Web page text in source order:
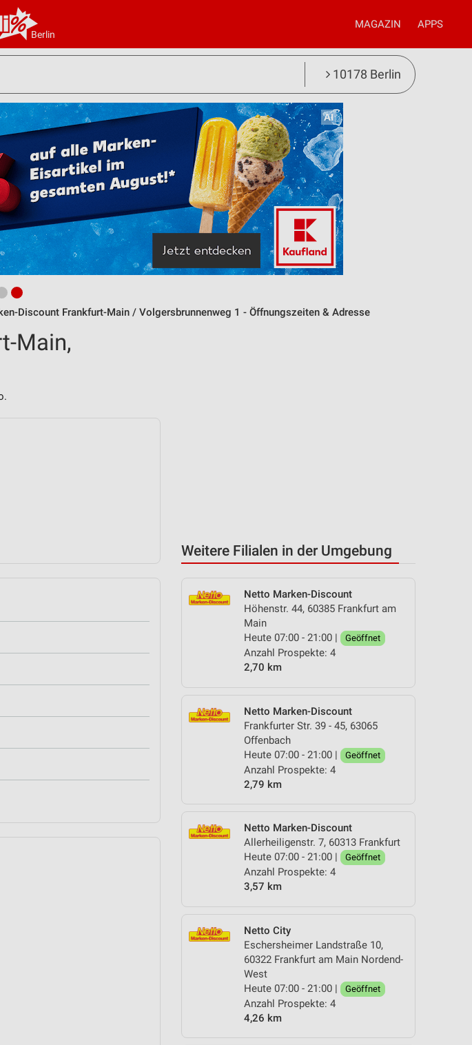
Berlin
MAGAZIN APPS
10178 Berlin
Discount Frankfurt-Main / Volgersbrunnenweg 1 - Öffnungszeiten & Adresse
Weitere Filialen in der Umgebung
Netto Marken-Discount
Höhenstr. 44, 60385 Frankfurt am
Main
Heute 07:00 - 21:00 |
Geöffnet
Anzahl Prospekte: 4
2,70 km
Netto Marken-Discount
Frankfurter Str. 39 - 45, 63065
Offenbach
Heute 07:00 - 21:00 |
Geöffnet
Anzahl Prospekte: 4
2,79 km
Netto Marken-Discount
Allerheiligenstr. 7, 60313 Frankfurt
Heute 07:00 - 21:00 |
Geöffnet
Anzahl Prospekte: 4
3,57 km
Netto City
Eschersheimer Landstraße 10,
60322 Frankfurt am Main Nordend-
West
Heute 07:00 - 21:00 |
Geöffnet
Anzahl Prospekte: 4
4,26 km
Main,